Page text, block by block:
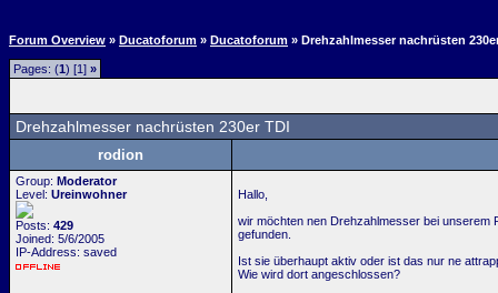
Forum Overview » Ducatoforum » Ducatoforum » Drehzahlmesser nachrüsten
Pages: (1) [1] »
Drehzahlmesser nachrüsten 230er TDI
rodion
Group: Moderator
Level: Ureinwohner
Posts: 429
Joined: 5/6/2005
IP-Address: saved
Hallo,
wir möchten nen Drehzahlmesser bei unserem
gefunden.
Ist sie überhaupt aktiv oder ist das nur ne
Wie wird dort angeschlossen?